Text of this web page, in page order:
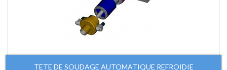
TETE DE SOUDAGE AUTOMATIQUE REFROIDIE